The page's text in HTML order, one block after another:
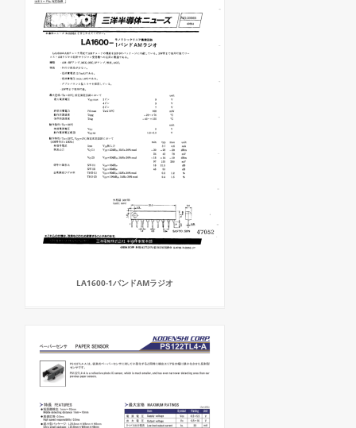
LA1600-1バンドAMラジオ